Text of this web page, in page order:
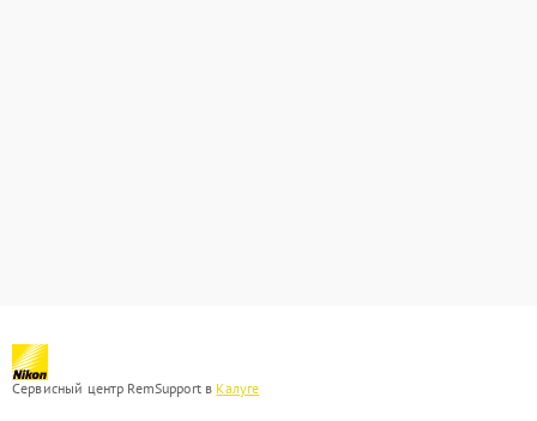
Сервисный центр RemSupport в Калуге